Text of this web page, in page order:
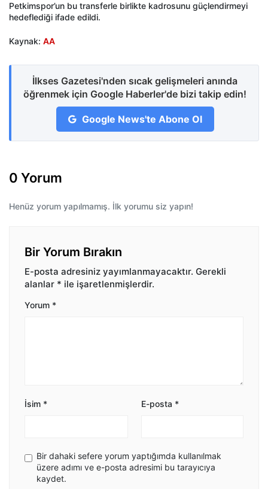
Petkimspor’un bu transferle birlikte kadrosunu güçlendirmeyi
hedeflediği ifade edildi.
Kaynak: AA
İlkses Gazetesi'nden sıcak gelişmeleri anında
öğrenmek için Google Haberler'de bizi takip edin!
Google News'te Abone Ol
0 Yorum
Henüz yorum yapılmamış. İlk yorumu siz yapın!
Bir Yorum Bırakın
E-posta adresiniz yayımlanmayacaktır. Gerekli
alanlar * ile işaretlenmişlerdir.
Yorum *
İsim * E-posta *
Bir dahaki sefere yorum yaptığımda kullanılmak
üzere adımı ve e-posta adresimi bu tarayıcıya
kaydet.